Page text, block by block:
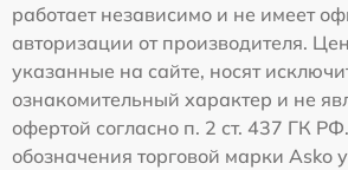
работает независимо и не имеет
авторизации от производителя.
указанные на сайте, носят
ознакомительный характер и не
офертой согласно п. 2 ст. 437 ГК
обозначения торговой марки Asko